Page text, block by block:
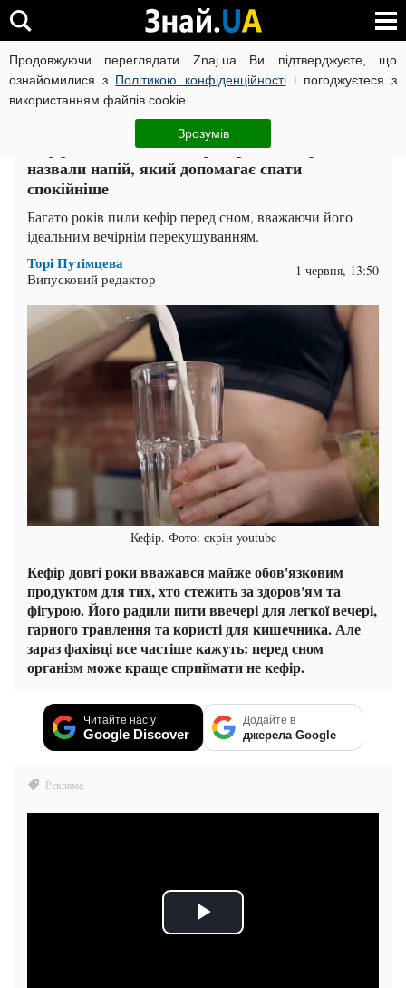
Продовжуючи переглядати Znaj.ua Ви підтверджуєте, що
ознайомилися з Політикою конфіденційностіі погоджуєтеся з
використанням файлів cookie.
Зрозумів
ВІЙНА РОСІЇ ПРОТИ УКРАЇНИ КОРОНАВІРУС В УКРАЇНІ
ЧИТАТЬ НА РУССКОМ
Кефір на ніч більше не фаворит? Лікарі
назвали напій, який допомагає спати
спокійніше
Багато років пили кефір перед сном, вважаючи його
ідеальним вечірнім перекушуванням.
Торі Путімцева
Випусковий редактор 1 червня, 13:50
Кефір. Фото: скрін youtube
Кефір довгі роки вважався майже обов'язковим
продуктом для тих, хто стежить за здоров'ям та
фігурою. Його радили пити ввечері для легкої вечері,
гарного травлення та користі для кишечника. Але
зараз фахівці все частіше кажуть: перед сном
організм може краще сприймати не кефір.
Читайте нас у
Google Discover
Додайте в
джерела Google